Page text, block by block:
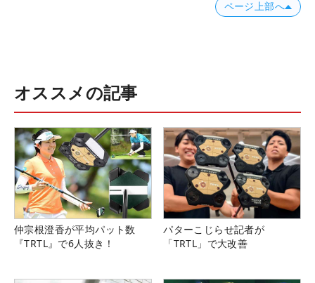
ページ上部へ
オススメの記事
仲宗根澄香が平均パット数
『TRTL』で6人抜き！
パターこじらせ記者が
「TRTL」で大改善